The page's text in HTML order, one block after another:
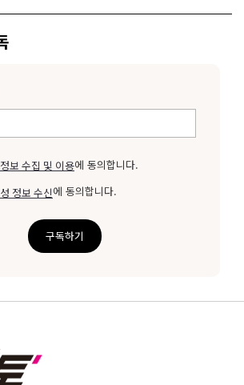
보 수집 및 이용에 동의합니다.
정보 수신에 동의합니다.
구독하기